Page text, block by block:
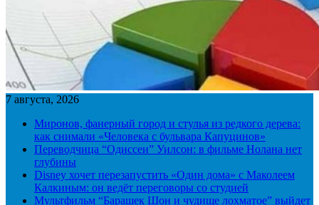
7 августа, 2026
Миронов, фанерный город и стулья из редкого дерева:
как снимали «Человека с бульвара Капуцинов»
Переводчица “Одиссеи” Уилсон: в фильме Нолана нет
глубины
Disney хочет перезапустить «Один дома» с Маколеем
Калкиным: он ведёт переговоры со студией
Мультфильм “Барашек Шон и чудище лохматое” выйдет